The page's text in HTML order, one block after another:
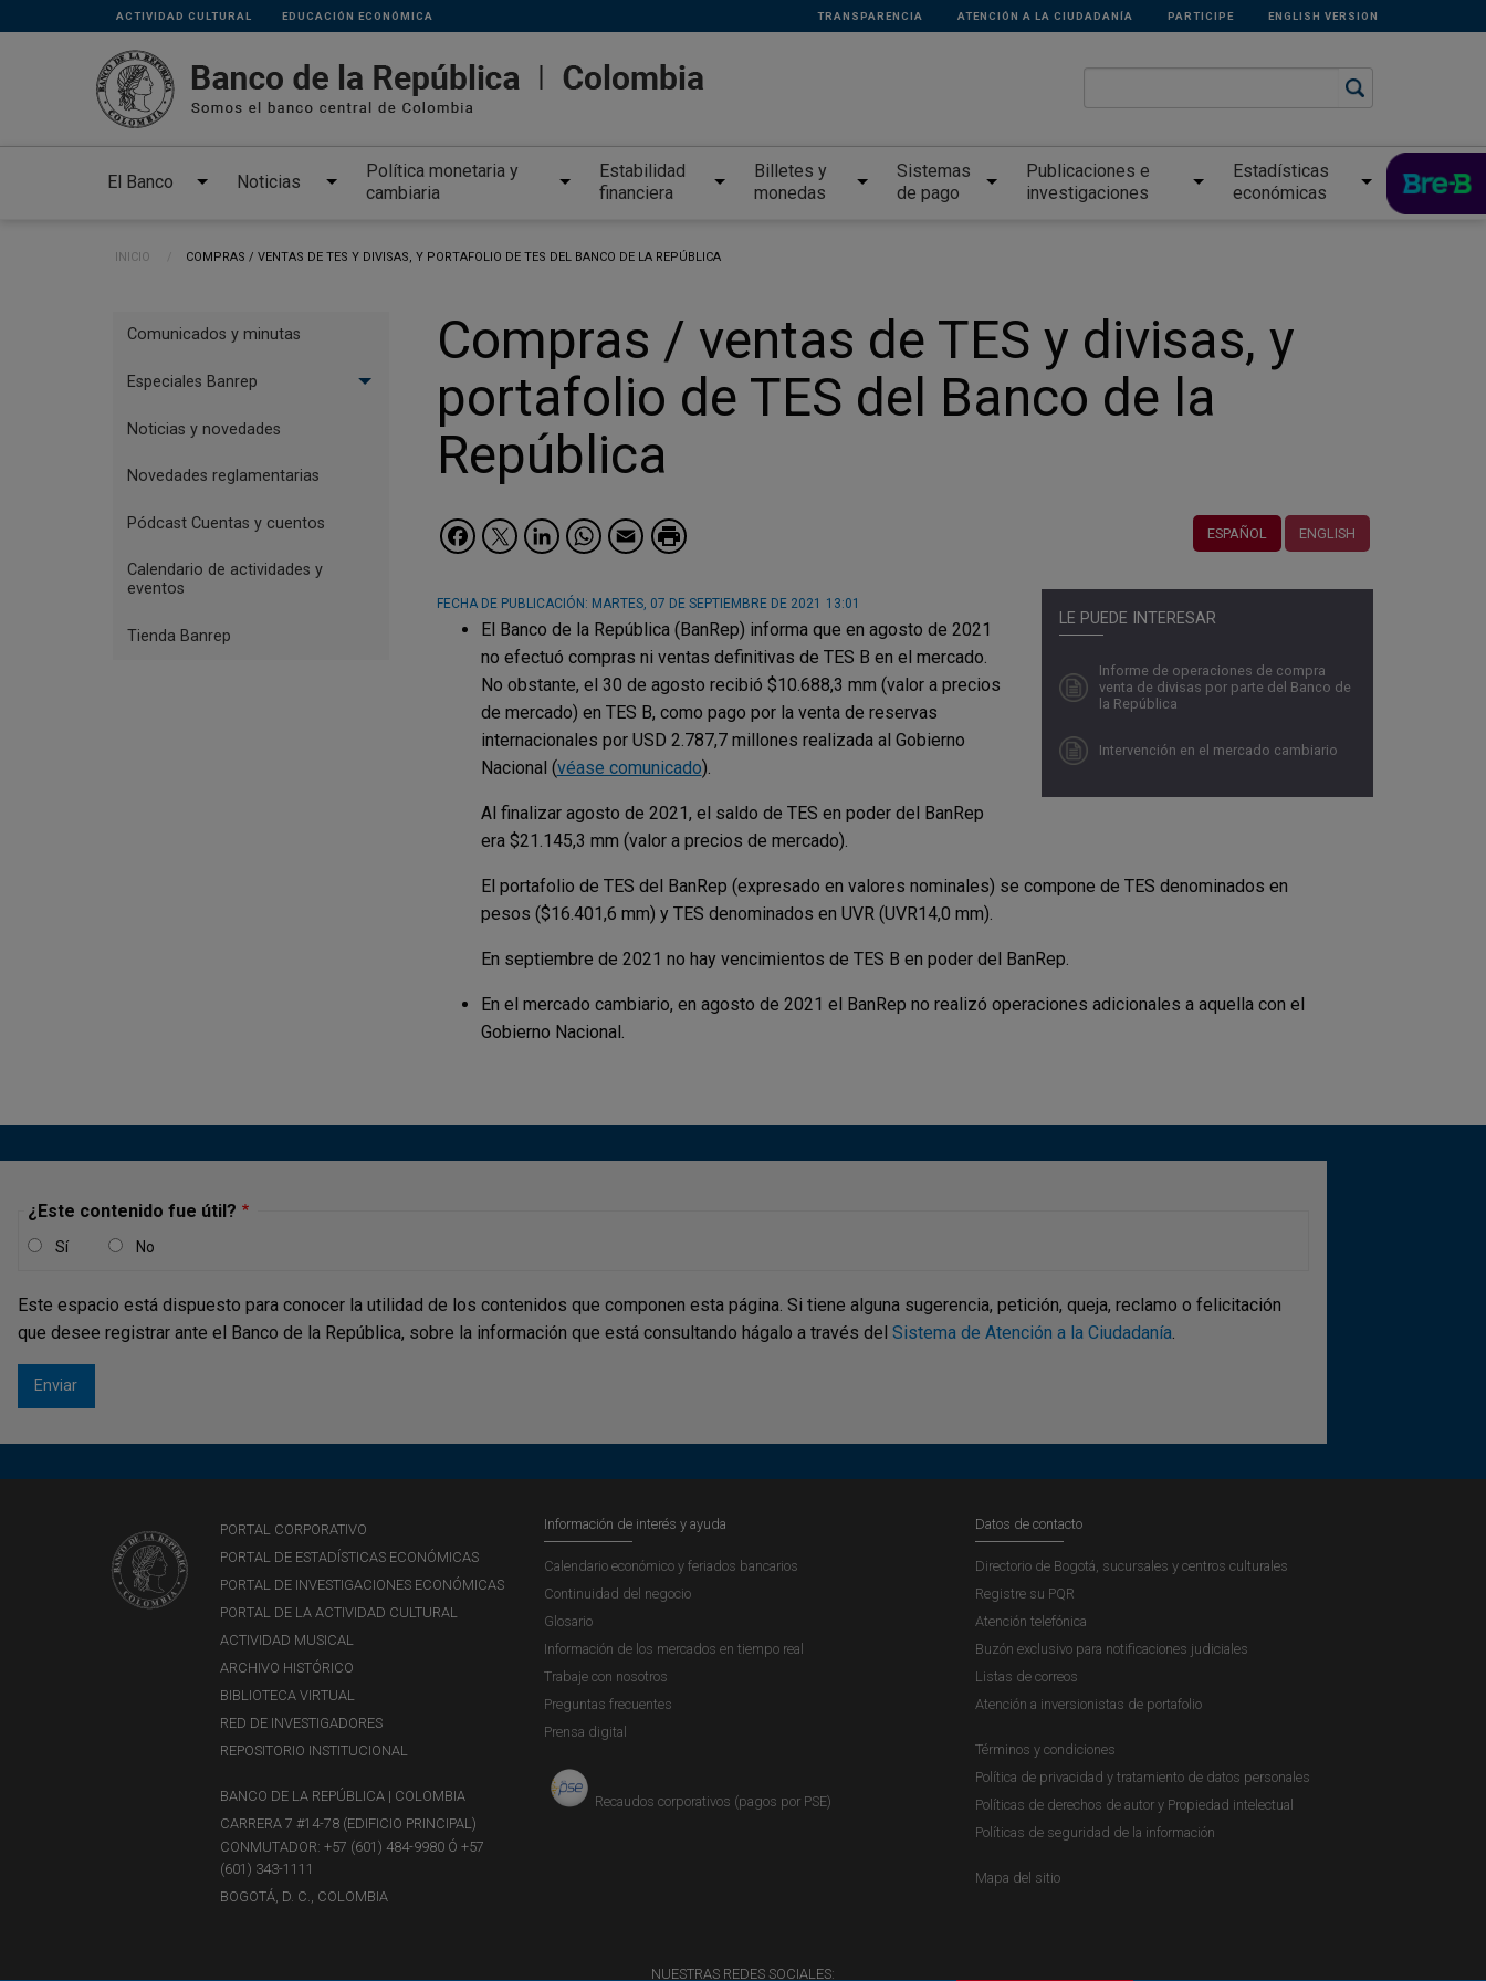
Pasar al contenido principal
Links
secundarios
ACTIVIDAD CULTURAL EDUCACIÓN ECONÓMICA TRANSPARENCIA ATENCIÓN A LA CIUDADANÍA PARTICIPE ENGLISH VERSION
El Banco Noticias
Política monetaria y
cambiaria
Estabilidad
financiera
Billetes y
monedas
Sistemas
de pago
Publicaciones e
investigaciones
Estadísticas
económicas
Ruta de navegación
INICIO CURRENT:
COMPRAS / VENTAS DE TES Y DIVISAS, Y PORTAFOLIO DE TES DEL BANCO DE LA REPÚBLICA
Compras / ventas de TES y divisas, y
portafolio de TES del Banco de la
República
ESPAÑOL ENGLISH
Facebook
Twitter
LinkedIn
WhatsApp
Email
LE PUEDE INTERESAR
Informe de operaciones de compra
venta de divisas por parte del Banco de
la República
Intervención en el mercado cambiario
FECHA DE PUBLICACIÓN: MARTES, 07 DE SEPTIEMBRE DE 2021 13:01
El Banco de la República (BanRep) informa que en agosto de 2021
no efectuó compras ni ventas definitivas de TES B en el mercado.
No obstante, el 30 de agosto recibió $10.688,3 mm (valor a precios
de mercado) en TES B, como pago por la venta de reservas
internacionales por USD 2.787,7 millones realizada al Gobierno
Nacional (véase comunicado).
Al finalizar agosto de 2021, el saldo de TES en poder del BanRep
era $21.145,3 mm (valor a precios de mercado).
El portafolio de TES del BanRep (expresado en valores nominales) se compone de TES denominados en
pesos ($16.401,6 mm) y TES denominados en UVR (UVR14,0 mm).
En septiembre de 2021 no hay vencimientos de TES B en poder del BanRep.
En el mercado cambiario, en agosto de 2021 el BanRep no realizó operaciones adicionales a aquella con el
Gobierno Nacional.
Menú
Comunicados y minutas
Especiales Banrep
Noticias y novedades
Novedades reglamentarias
Pódcast Cuentas y cuentos
Calendario de actividades y
eventos
Tienda Banrep
¿Este contenido fue útil?
Sí No
Este espacio está dispuesto para conocer la utilidad de los contenidos que componen esta página. Si tiene alguna sugerencia, petición, queja, reclamo o felicitación
que desee registrar ante el Banco de la República, sobre la información que está consultando hágalo a través del Sistema de Atención a la Ciudadanía.
PORTAL CORPORATIVO
PORTAL DE ESTADÍSTICAS ECONÓMICAS
PORTAL DE INVESTIGACIONES ECONÓMICAS
PORTAL DE LA ACTIVIDAD CULTURAL
ACTIVIDAD MUSICAL
ARCHIVO HISTÓRICO
BIBLIOTECA VIRTUAL
RED DE INVESTIGADORES
REPOSITORIO INSTITUCIONAL
BANCO DE LA REPÚBLICA | COLOMBIA
CARRERA 7 #14-78 (EDIFICIO PRINCIPAL)
CONMUTADOR: +57 (601) 484-9980 Ó +57
(601) 343-1111
BOGOTÁ, D. C., COLOMBIA
Información de interés y ayuda
Calendario económico y feriados bancarios
Continuidad del negocio
Glosario
Información de los mercados en tiempo real
Trabaje con nosotros
Preguntas frecuentes
Prensa digital
Recaudos corporativos (pagos por PSE)
Datos de contacto
Directorio de Bogotá, sucursales y centros culturales
Registre su PQR
Atención telefónica
Buzón exclusivo para notificaciones judiciales
Listas de correos
Atención a inversionistas de portafolio
Términos y condiciones
Política de privacidad y tratamiento de datos personales
Políticas de derechos de autor y Propiedad intelectual
Políticas de seguridad de la información
Mapa del sitio
NUESTRAS REDES SOCIALES: